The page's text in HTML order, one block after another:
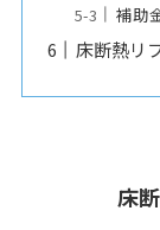
補助
床断熱リ
床